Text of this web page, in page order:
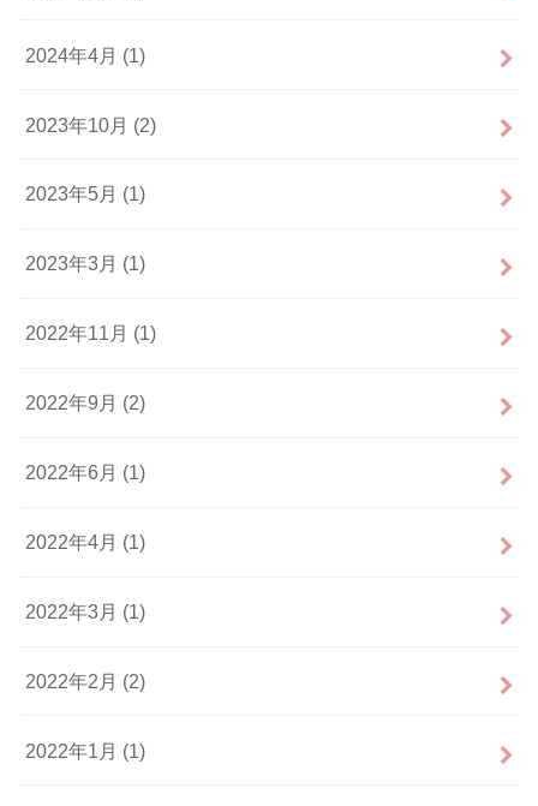
2024年4月 (1)
2023年10月 (2)
2023年5月 (1)
2023年3月 (1)
2022年11月 (1)
2022年9月 (2)
2022年6月 (1)
2022年4月 (1)
2022年3月 (1)
2022年2月 (2)
2022年1月 (1)